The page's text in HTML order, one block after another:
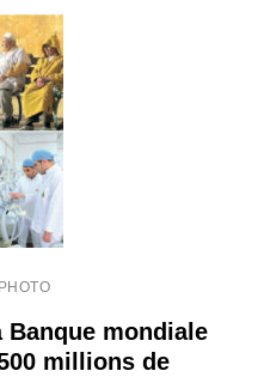
mondiale
millions de